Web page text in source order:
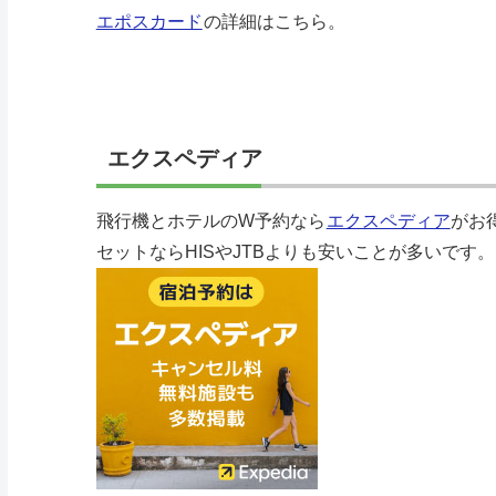
エポスカードの詳細はこちら。
エクスペディア
飛行機とホテルのW予約なら エクスペディアがお
セットならHISやJTBよりも安いことが多いです。